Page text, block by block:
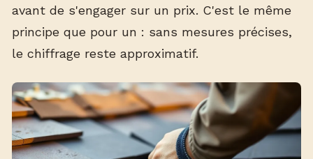
avant de s'engager sur un prix. C'est le même
principe que pour un : sans mesures précises,
le chiffrage reste approximatif.